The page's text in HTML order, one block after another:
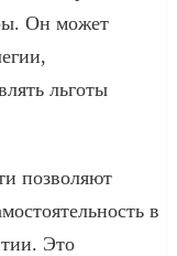
Он может
льготы
позволяют
в
Это